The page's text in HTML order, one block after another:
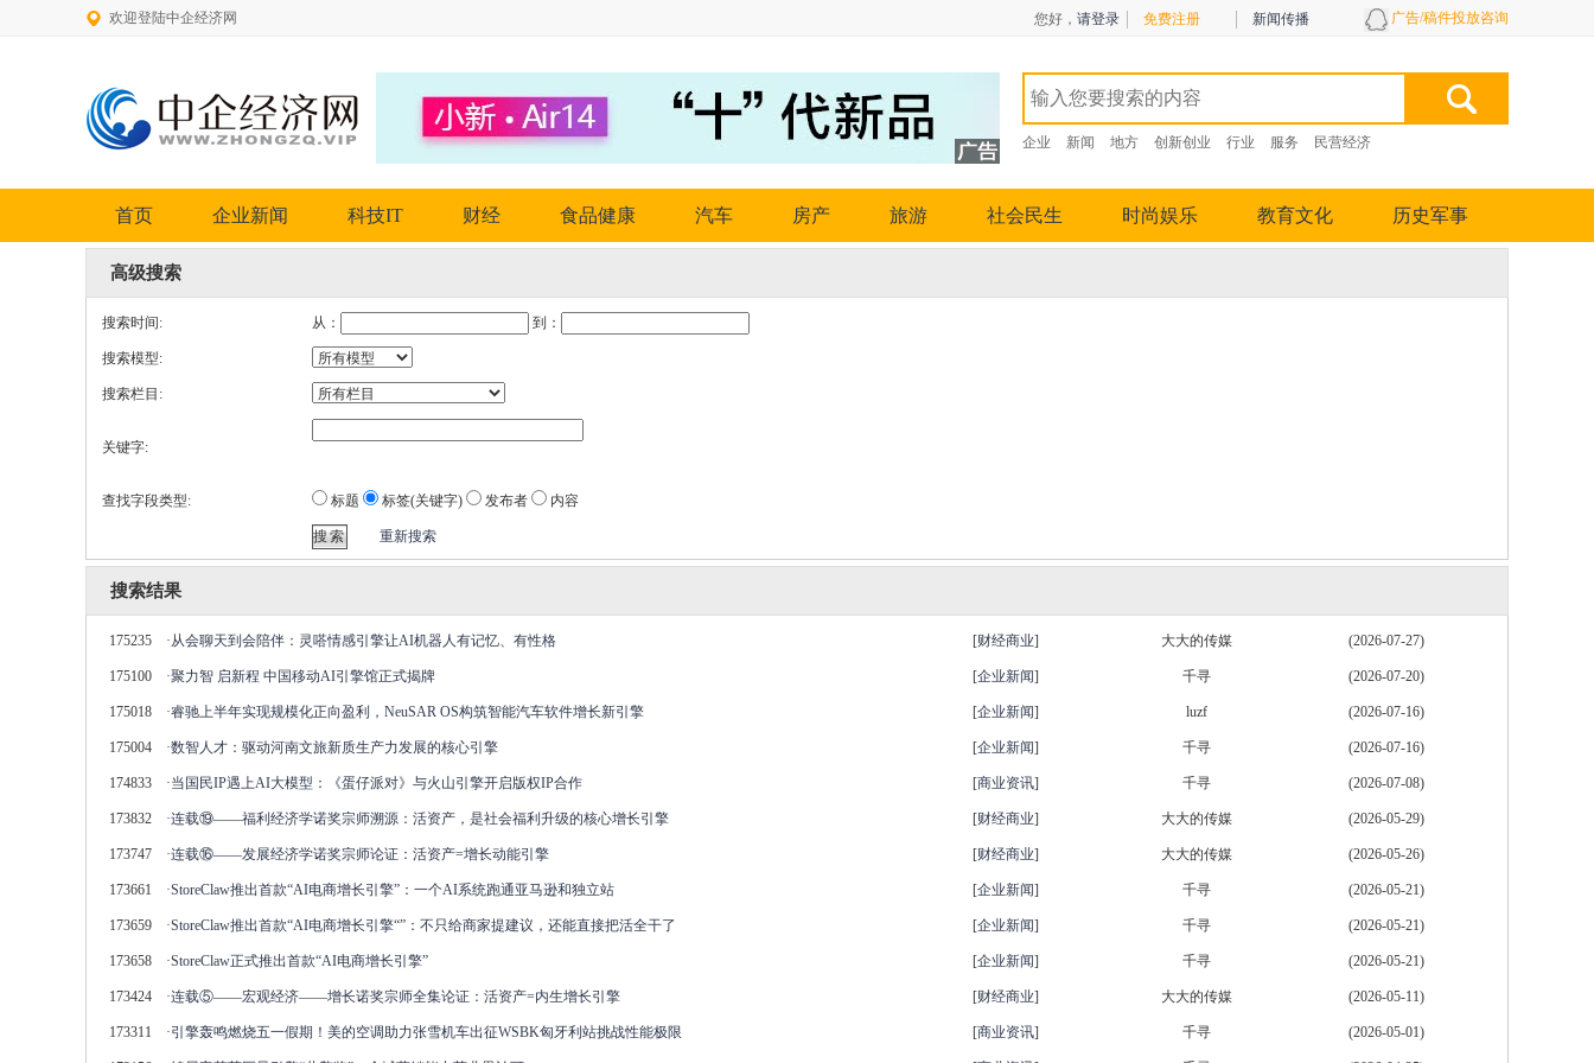
欢迎登陆中企经济网 您好， 请登录 免费注册 新闻传播 广告/稿件投放咨询
企业 新闻 地方 创新创业 行业 服务 民营经济
首页 企业新闻 科技IT 财经 食品健康 汽车 房产 旅游 社会民生 时尚娱乐 教育文化 历史军事
高级搜索
搜索时间: 从： 到：
搜索模型:
搜索栏目:
关键字:
查找字段类型: 标题 标签(关键字) 发布者 内容
重新搜索
搜索结果
175235 ·从会聊天到会陪伴：灵嗒情感引擎让AI机器人有记忆、有性格 [财经商业] 大大的传媒 (2026-07-27)
175100 ·聚力智 启新程 中国移动AI引擎馆正式揭牌 [企业新闻] 千寻 (2026-07-20)
175018 ·睿驰上半年实现规模化正向盈利，NeuSAR OS构筑智能汽车软件增长新引擎 [企业新闻] luzf (2026-07-16)
175004 ·数智人才：驱动河南文旅新质生产力发展的核心引擎 [企业新闻] 千寻 (2026-07-16)
174833 ·当国民IP遇上AI大模型：《蛋仔派对》与火山引擎开启版权IP合作 [商业资讯] 千寻 (2026-07-08)
173832 ·连载⑲——福利经济学诺奖宗师溯源：活资产，是社会福利升级的核心增长引擎 [财经商业] 大大的传媒 (2026-05-29)
173747 ·连载⑯——发展经济学诺奖宗师论证：活资产=增长动能引擎 [财经商业] 大大的传媒 (2026-05-26)
173661 ·StoreClaw推出首款“AI电商增长引擎”：一个AI系统跑通亚马逊和独立站 [企业新闻] 千寻 (2026-05-21)
173659 ·StoreClaw推出首款“AI电商增长引擎“”：不只给商家提建议，还能直接把活全干了 [企业新闻] 千寻 (2026-05-21)
173658 ·StoreClaw正式推出首款“AI电商增长引擎” [企业新闻] 千寻 (2026-05-21)
173424 ·连载⑤——宏观经济——增长诺奖宗师全集论证：活资产=内生增长引擎 [财经商业] 大大的传媒 (2026-05-11)
173311 ·引擎轰鸣燃烧五一假期！美的空调助力张雪机车出征WSBK匈牙利站挑战性能极限 [商业资讯] 千寻 (2026-05-01)